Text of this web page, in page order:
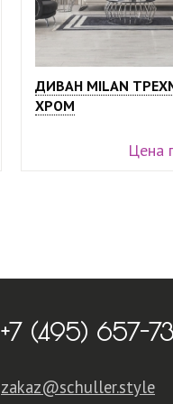
ДИВАН MILAN
ХРОМ
Цена
+7 (495) 657-
zakaz@schuller.style